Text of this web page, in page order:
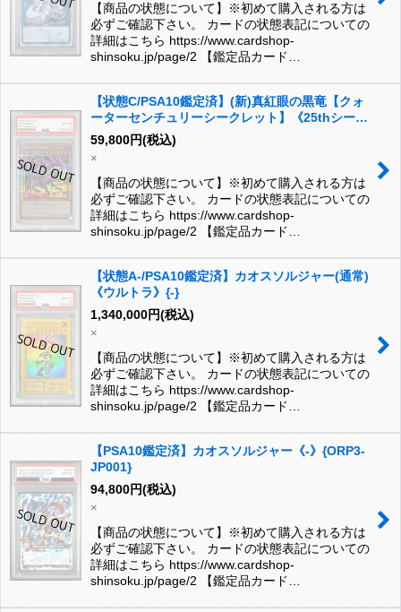
【商品の状態について】※初めて購入される方は
必ずご確認下さい。 カードの状態表記についての
詳細はこちら https://www.cardshop-
shinsoku.jp/page/2 【鑑定品カード…
【状態C/PSA10鑑定済】(新)真紅眼の黒竜【クォ
ーターセンチュリーシークレット】《25thシーク
レット》{QCCP-JP108}
59,800円(税込)
×
【商品の状態について】※初めて購入される方は
必ずご確認下さい。 カードの状態表記についての
詳細はこちら https://www.cardshop-
shinsoku.jp/page/2 【鑑定品カード…
【状態A-/PSA10鑑定済】カオスソルジャー(通常)
《ウルトラ》{-}
1,340,000円(税込)
×
【商品の状態について】※初めて購入される方は
必ずご確認下さい。 カードの状態表記についての
詳細はこちら https://www.cardshop-
shinsoku.jp/page/2 【鑑定品カード…
【PSA10鑑定済】カオスソルジャー《-》{ORP3-
JP001}
94,800円(税込)
×
【商品の状態について】※初めて購入される方は
必ずご確認下さい。 カードの状態表記についての
詳細はこちら https://www.cardshop-
shinsoku.jp/page/2 【鑑定品カード…